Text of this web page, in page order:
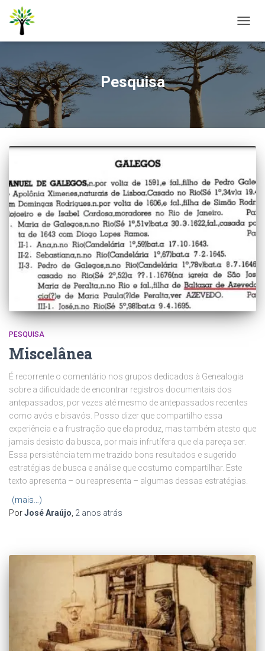
Pesquisa
PESQUISA
Miscelânea
É recorrente o comentário nos grupos dedicados à Genealogia
sobre a dificuldade de encontrar registros documentais dos
antepassados, por vezes até mesmo de antepassados recentes
como avós e bisavós. Posso dizer que compartilho essa
experiência e a frustração que ela produz, mas também atesto que
jamais desisto da busca, por mais infrutífera que ela pareça ser.
Essa persistência tem me trazido bons resultados e sugerido
estratégias de busca e análise que costumo compartilhar. Este
texto apresenta – ou reapresenta – algumas dessas estratégias.
(mais…)
PorJosé Araújo 2 anos atrás